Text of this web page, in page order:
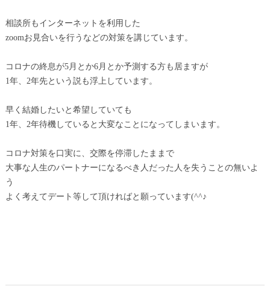
相談所もインターネットを利用した
zoomお見合いを行うなどの対策を講じています。
コロナの終息が5月とか6月とか予測する方も居ますが
1年、2年先という説も浮上しています。
早く結婚したいと希望していても
1年、2年待機していると大変なことになってしまいます。
コロナ対策を口実に、交際を停滞したままで
大事な人生のパートナーになるべき人だった人を失うことの無いよ
う
よく考えてデート等して頂ければと願っています(^^♪